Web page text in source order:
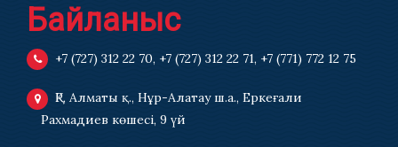
Байланыс
+7 (727) 312 22 70, +7 (727) 312 22 71, +7 (771) 772 12 75
ҚР, Алматы қ., Нұр-Алатау ш.а., Еркеғали
Рахмадиев көшесі, 9 үй